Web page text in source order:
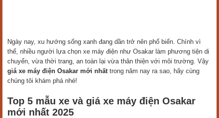
Ngày nay, xu hướng sống xanh đang dần trở nên phổ biến. Chính vì
thế, nhiều người lựa chọn xe máy điện như Osakar làm phương tiện di
chuyển, vừa thời trang, an toàn lại vừa thân thiện với môi trường. Vậy
giá xe máy điện Osakar mới nhấttrong năm nay ra sao, hãy cùng
chúng tôi khám phá nhé!
Top 5 mẫu xe và giá xe máy điện Osakar
mới nhất 2025